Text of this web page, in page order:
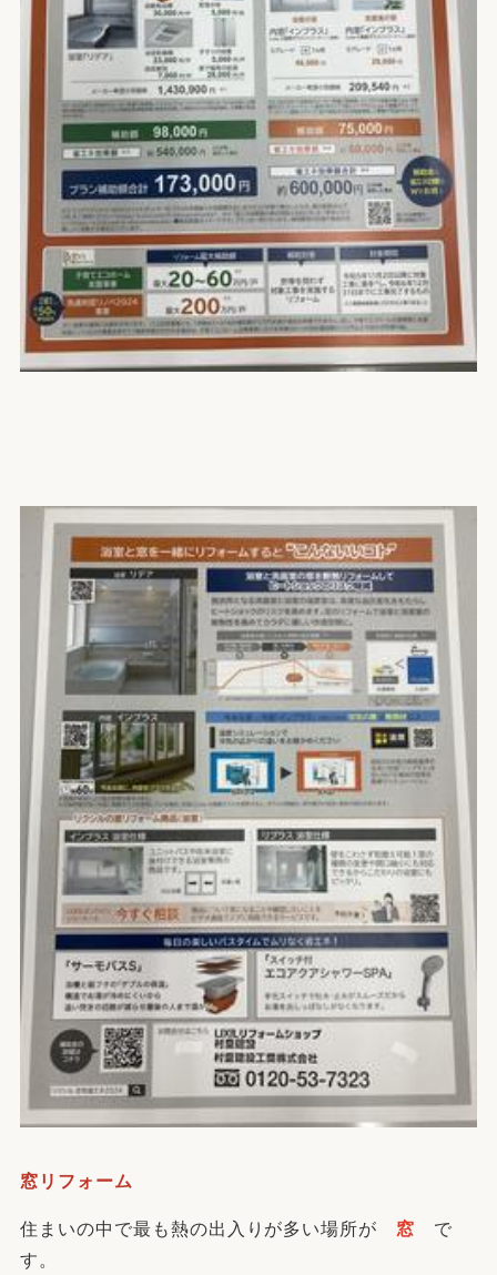
窓リフォーム
住まいの中で最も熱の出入りが多い場所が 窓
で
す。